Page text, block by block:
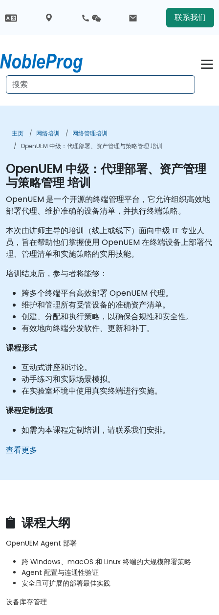
联系我们
主页 网络培训
网络管理培训
OpenUEM 中级：代理部署、资产管理与策略管理 培训
OpenUEM 中级：代理部署、资产管理
与策略管理 培训
OpenUEM 是一个开源的终端管理平台，它允许组织高效地
部署代理、维护准确的设备清单，并执行终端策略。
本次由讲师主导的培训（线上或线下）面向中级 IT 专业人
员，旨在帮助他们掌握使用 OpenUEM 在终端设备上部署代
理、管理清单和实施策略的实用技能。
培训结束后，参与者将能够：
跨多个终端平台高效部署 OpenUEM 代理。
维护和管理所有受管设备的准确资产清单。
创建、分配和执行策略，以确保合规性和安全性。
有效地向终端分发软件、更新和补丁。
课程形式
互动式讲座和讨论。
动手练习和实际场景模拟。
在实验室环境中使用真实终端进行实施。
课程定制选项
如需为本课程定制培训，请联系我们安排。
查看更多
课程大纲
OpenUEM Agent 部署
跨 Windows、macOS 和 Linux 终端的大规模部署策略
Agent 配置与连通性验证
安全且可扩展的部署最佳实践
设备库存管理